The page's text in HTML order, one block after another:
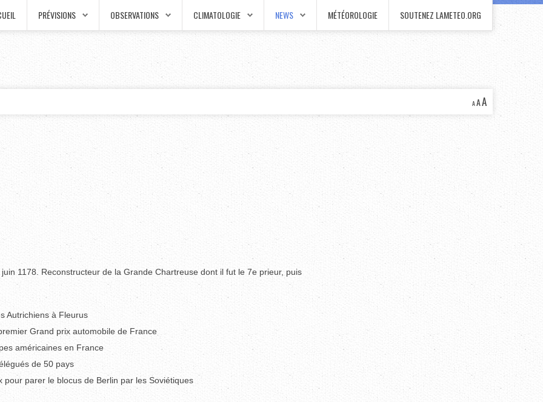
PRÉVISIONS OBSERVATIONS CLIMATOLOGIE NEWS MÉTÉOROLOGIE SOUTENEZ LAMETEO.ORG
AAA
1178. Reconstructeur de la Grande Chartreuse dont il fut le 7e prieur, puis
Autrichiens à Fleurus
Grand prix automobile de France
américaines en France
de 50 pays
parer le blocus de Berlin par les Soviétiques